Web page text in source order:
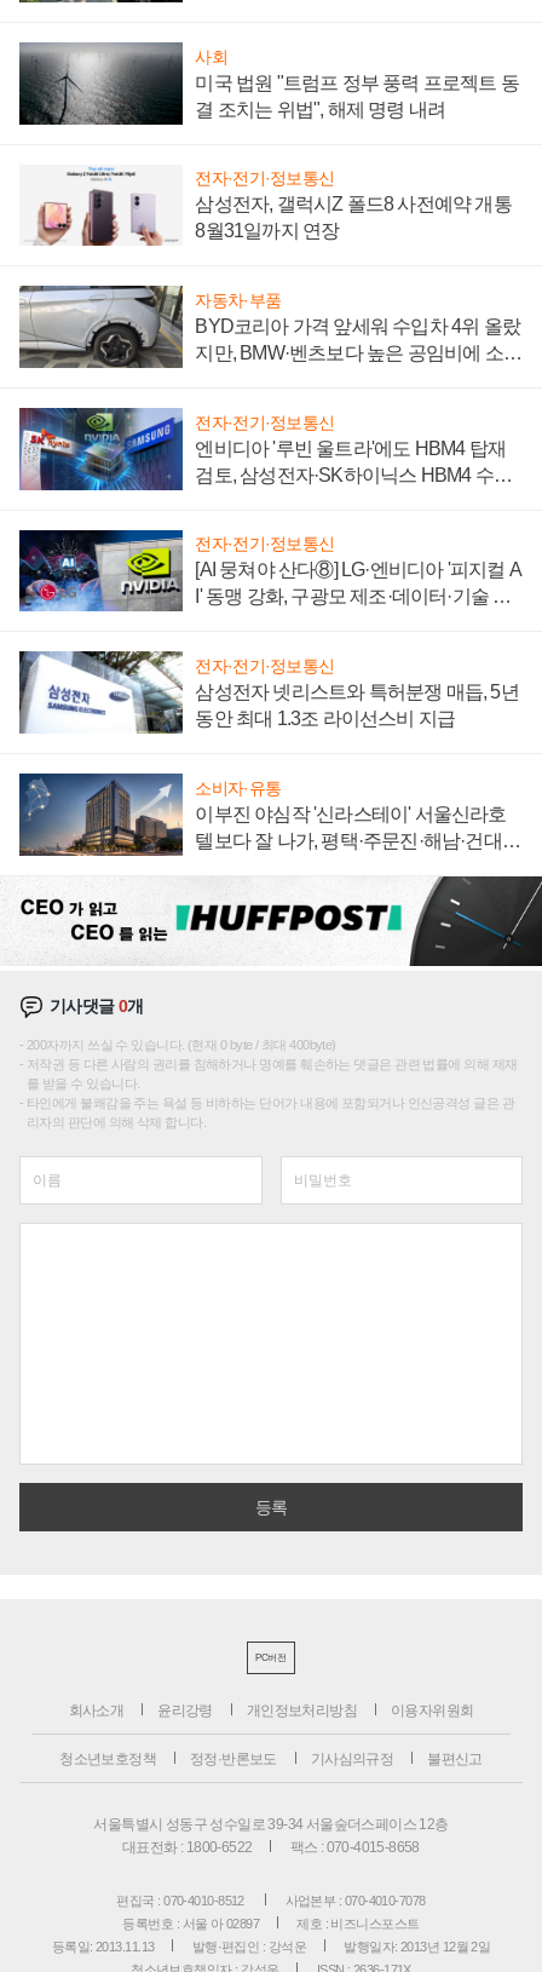
사회
미국 법원 "트럼프 정부 풍력 프로젝트 동
결 조치는 위법", 해제 명령 내려
전자·전기·정보통신
삼성전자, 갤럭시Z 폴드8 사전예약 개통
8월31일까지 연장
자동차·부품
BYD코리아 가격 앞세워 수입차 4위 올랐
지만, BMW·벤츠보다 높은 공임비에 소비
전자·전기·정보통신
엔비디아 '루빈 울트라'에도 HBM4 탑재
검토, 삼성전자·SK하이닉스 HBM4 수율
전자·전기·정보통신
[AI 뭉쳐야 산다⑧] LG·엔비디아 '피지컬 A
I' 동맹 강화, 구광모 제조·데이터·기술 결
전자·전기·정보통신
삼성전자 넷리스트와 특허분쟁 매듭, 5년
동안 최대 1.3조 라이선스비 지급
소비자·유통
이부진 야심작 '신라스테이' 서울신라호
텔보다 잘 나가, 평택·주문진·해남·건대로
기사댓글0개
200자까지 쓰실 수 있습니다. (현재 0 byte / 최대 400byte)
저작권 등 다른 사람의 권리를 침해하거나 명예를 훼손하는 댓글은 관련 법률에 의해 제재
를 받을 수 있습니다.
타인에게 불쾌감을 주는 욕설 등 비하하는 단어가 내용에 포함되거나 인신공격성 글은 관
리자의 판단에 의해 삭제 합니다.
PC버전
회사소개 윤리강령 개인정보처리방침 이용자위원회
청소년보호정책 정정·반론보도 기사심의규정 불편신고
서울특별시 성동구 성수일로 39-34 서울숲더스페이스 12층
대표전화 : 1800-6522
팩스 : 070-4015-8658
편집국 : 070-4010-8512
사업본부 : 070-4010-7078
등록번호 : 서울 아 02897
제호 : 비즈니스포스트
등록일: 2013.11.13
발행·편집인 : 강석운
발행일자: 2013년 12월 2일